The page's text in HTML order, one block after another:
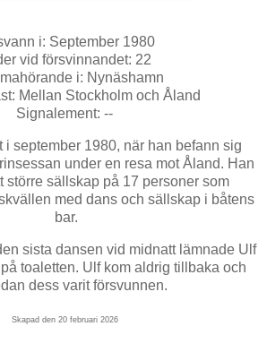
i: September 1980
vid försvinnandet: 22
i: Nynäshamn
Mellan Stockholm och Åland
Signalement: --
i september 1980, när han befann sig
under en resa mot Åland. Han
större sällskap på 17 personer som
med dans och sällskap i båtens
bar.
sista dansen vid midnatt lämnade Ulf
toaletten. Ulf kom aldrig tillbaka och
dess varit försvunnen.
Skapad den 20 februari 2026